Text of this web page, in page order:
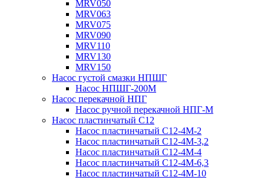
MRV050
MRV063
MRV075
MRV090
MRV110
MRV130
MRV150
Насос густой смазки НПШГ
Насос НПШГ-200М
Насос перекачной НПГ
Насос ручной перекачной НПГ-М
Насос пластинчатый С12
Насос пластинчатый С12-4М-2
Насос пластинчатый С12-4М-3,2
Насос пластинчатый С12-4М-4
Насос пластинчатый С12-4М-6,3
Насос пластинчатый С12-4М-10